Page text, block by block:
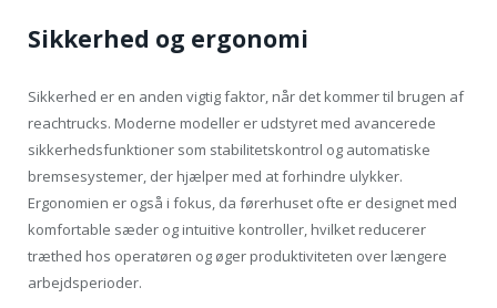
Sikkerhed og ergonomi
Sikkerhed er en anden vigtig faktor, når det kommer til brugen af
reachtrucks. Moderne modeller er udstyret med avancerede
sikkerhedsfunktioner som stabilitetskontrol og automatiske
bremsesystemer, der hjælper med at forhindre ulykker.
Ergonomien er også i fokus, da førerhuset ofte er designet med
komfortable sæder og intuitive kontroller, hvilket reducerer
træthed hos operatøren og øger produktiviteten over længere
arbejdsperioder.